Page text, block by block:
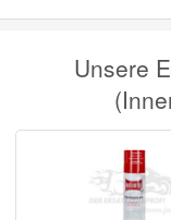
Unsere
Volvo